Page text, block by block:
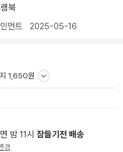
북
먼트 2025-05-16
1,650원
밤 11시 잠들기전 배송
경